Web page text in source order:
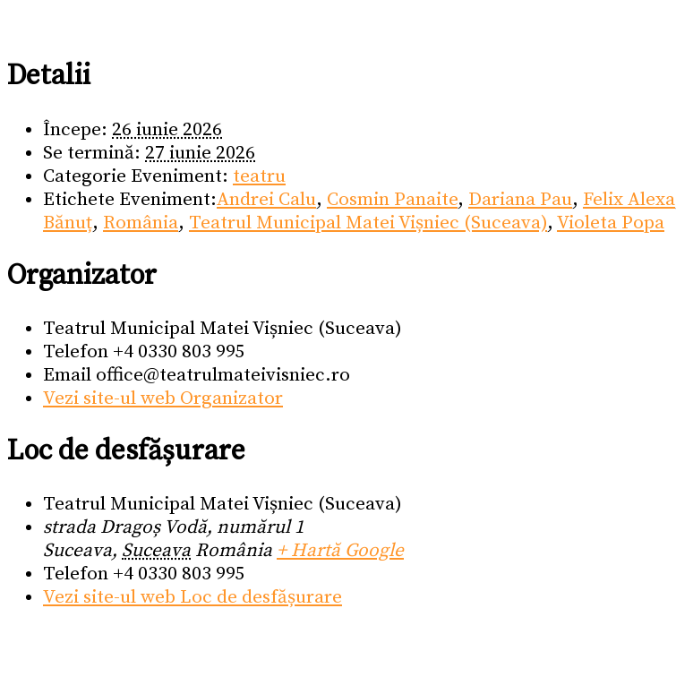
Detalii
Începe: 26 iunie 2026
Se termină: 27 iunie 2026
Categorie Eveniment: teatru
Etichete Eveniment:Andrei Calu, Cosmin Panaite, Dariana Pau, Felix Alexa
Bănuț, România, Teatrul Municipal Matei Vișniec (Suceava), Violeta Popa
Organizator
Teatrul Municipal Matei Vișniec (Suceava)
Telefon +4 0330 803 995
Email office@teatrulmateivisniec.ro
Vezi site-ul web Organizator
Loc de desfășurare
Teatrul Municipal Matei Vișniec (Suceava)
strada Dragoș Vodă, numărul 1
Suceava, Suceava România + Hartă Google
Telefon +4 0330 803 995
Vezi site-ul web Loc de desfășurare